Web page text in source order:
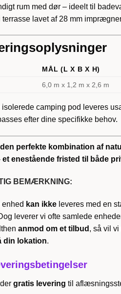
rum med dør – ideelt til
terrasse lavet af 28 mm
MÅL (L X B X H)
6,0 m x 1,2 m x 2,6 m
isolerede camping pod leveres
efter dine specifikke behov.
perfekte kombination af
et enestående fristed til både
BEMÆRKNING:
enhed kan ikke leveres med en
leverer vi ofte samlede
anmod om et tilbud , så vil vi
din lokation.
gratis levering til